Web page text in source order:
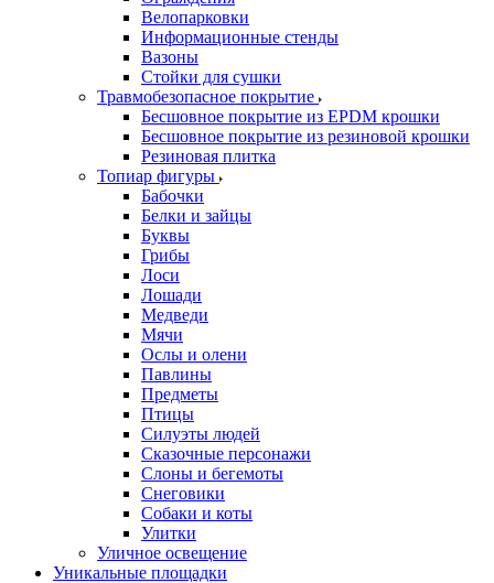
Велопарковки
Информационные стенды
Вазоны
Стойки для сушки
Травмобезопасное покрытие
Бесшовное покрытие из EPDM крошки
Бесшовное покрытие из резиновой крошки
Резиновая плитка
Топиар фигуры
Бабочки
Белки и зайцы
Буквы
Грибы
Лоси
Лошади
Медведи
Мячи
Ослы и олени
Павлины
Предметы
Птицы
Силуэты людей
Сказочные персонажи
Слоны и бегемоты
Снеговики
Собаки и коты
Улитки
Уличное освещение
Уникальные площадки